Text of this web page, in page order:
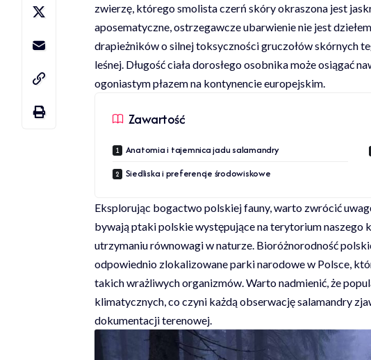
zwierzę, którego smolista czerń skóry okraszona jest
aposematyczne, ostrzegawcze ubarwienie nie jest
drapieżników o silnej toksyczności gruczołów skórnych
leśnej. Długość ciała dorosłego osobnika może osiągać
ogoniastym płazem na kontynencie europejskim.
Zawartość
Anatomia i tajemnica jadu salamandry
Siedliska i preferencje środowiskowe
Eksplorując bogactwo polskiej fauny, warto zwrócić
bywająptaki polskie występujące na terytorium naszego
utrzymaniu równowagi w naturze. Bioróżnorodność
odpowiednio zlokalizowaneparki narodowe w Polsce,
takich wrażliwych organizmów. Warto nadmienić, że
klimatycznych, co czyni każdą obserwację salamandry
dokumentacji terenowej.